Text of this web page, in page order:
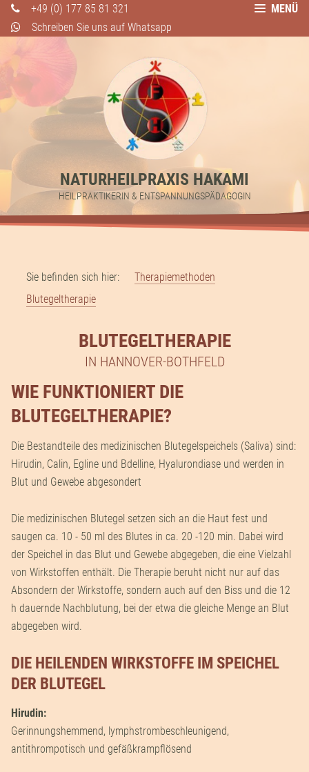
NATURHEILPRAXIS HAKAMI
HEILPRAKTIKERIN & ENTSPANNUNGSPÄDAGOGIN
Sie befinden sich hier:
Therapiemethoden
Blutegeltherapie
BLUTEGELTHERAPIE
IN HANNOVER-BOTHFELD
WIE FUNKTIONIERT DIE
BLUTEGELTHERAPIE?
Die Bestandteile des medizinischen Blutegelspeichels (Saliva) sind:
Hirudin, Calin, Egline und Bdelline, Hyalurondiase und werden in
Blut und Gewebe abgesondert
Die medizinischen Blutegel setzen sich an die Haut fest und
saugen ca. 10 - 50 ml des Blutes in ca. 20 -120 min. Dabei wird
der Speichel in das Blut und Gewebe abgegeben, die eine Vielzahl
von Wirkstoffen enthält. Die Therapie beruht nicht nur auf das
Absondern der Wirkstoffe, sondern auch auf den Biss und die 12
h dauernde Nachblutung, bei der etwa die gleiche Menge an Blut
abgegeben wird.
DIE HEILENDEN WIRKSTOFFE IM SPEICHEL
DER BLUTEGEL
Hirudin:
Gerinnungshemmend, lymphstrombeschleunigend,
antithrompotisch und gefäßkrampflösend
+49 (0) 177 85 81 321
MENÜ
Schreiben Sie uns auf Whatsapp